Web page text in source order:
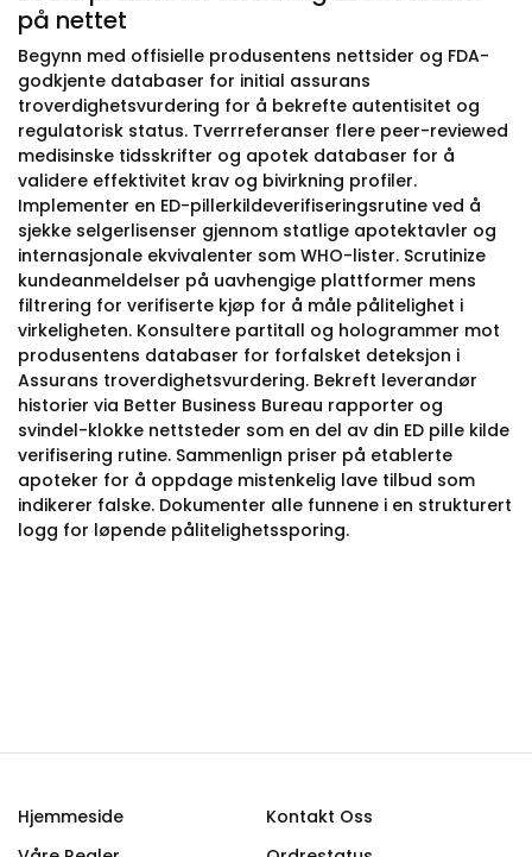
på nettet
Begynn med offisielle produsentens nettsider og FDA-
godkjente databaser for initial assurans
troverdighetsvurdering for å bekrefte autentisitet og
regulatorisk status. Tverrreferanser flere peer-reviewed
medisinske tidsskrifter og apotek databaser for å
validere effektivitet krav og bivirkning profiler.
Implementer en ED-pillerkildeverifiseringsrutine ved å
sjekke selgerlisenser gjennom statlige apotektavler og
internasjonale ekvivalenter som WHO-lister. Scrutinize
kundeanmeldelser på uavhengige plattformer mens
filtrering for verifiserte kjøp for å måle pålitelighet i
virkeligheten. Konsultere partitall og hologrammer mot
produsentens databaser for forfalsket deteksjon i
Assurans troverdighetsvurdering. Bekreft leverandør
historier via Better Business Bureau rapporter og
svindel-klokke nettsteder som en del av din ED pille kilde
verifisering rutine. Sammenlign priser på etablerte
apoteker for å oppdage mistenkelig lave tilbud som
indikerer falske. Dokumenter alle funnene i en strukturert
logg for løpende pålitelighetssporing.
Hjemmeside
Kontakt Oss